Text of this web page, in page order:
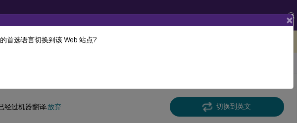
动态翻译。
经过机器翻译.放弃 切换到英文
×
首选语言切换到该 Web 站点?